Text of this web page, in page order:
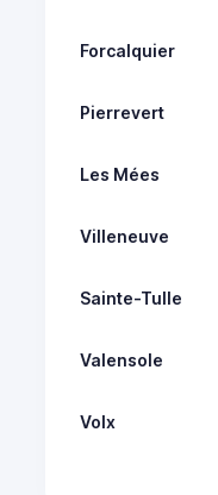
Forcalquier
Pierrevert
Les Mées
Villeneuve
Sainte-Tulle
Valensole
Volx